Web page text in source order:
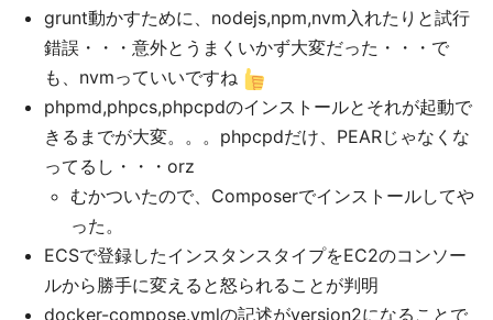
grunt動かすために、nodejs,npm,nvm入れたりと試行
錯誤・・・意外とうまくいかず大変だった・・・で
も、nvmっていいですね
phpmd,phpcs,phpcpdのインストールとそれが起動で
きるまでが大変。。。phpcpdだけ、PEARじゃなくな
ってるし・・・orz
むかついたので、Composerでインストールしてや
った。
ECSで登録したインスタンスタイプをEC2のコンソー
ルから勝手に変えると怒られることが判明
docker-compose.ymlの記述がversion2になることで